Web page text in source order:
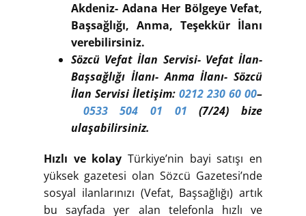
Akdeniz- Adana Her Bölgeye Vefat,
Başsağlığı, Anma, Teşekkür İlanı
verebilirsiniz.
Sözcü Vefat İlan Servisi- Vefat İlan-
Başsağlığı İlanı- Anma İlanı- Sözcü
İlan Servisi İletişim: 0212 230 60 00–
0533 504 01 01 (7/24) bize
ulaşabilirsiniz.
Hızlı ve kolay Türkiye’nin bayi satışı en
yüksek gazetesi olan Sözcü Gazetesi’nde
sosyal ilanlarınızı (Vefat, Başsağlığı) artık
bu sayfada yer alan telefonla hızlı ve